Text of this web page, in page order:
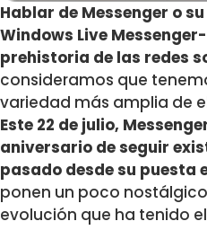
Hablar de Messenger o
Windows Live
prehistoria de las redes
consideramos que
variedad más amplia de
Este 22 de julio,
aniversario de seguir
pasado desde su puesta
ponen un poco
evolución que ha tenido